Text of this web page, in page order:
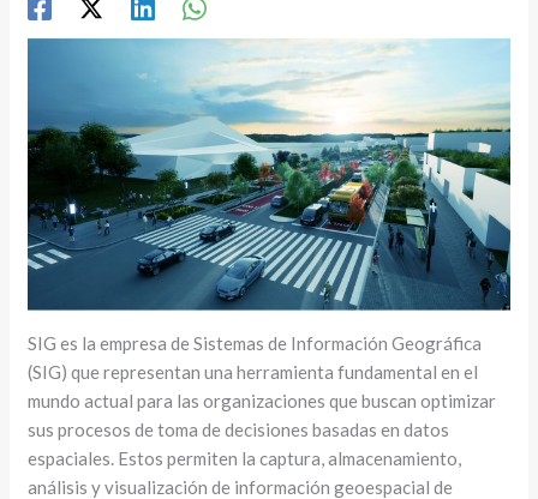
SIG es la empresa de Sistemas de Información Geográfica
(SIG) que representan una herramienta fundamental en el
mundo actual para las organizaciones que buscan optimizar
sus procesos de toma de decisiones basadas en datos
espaciales. Estos permiten la captura, almacenamiento,
análisis y visualización de información geoespacial de